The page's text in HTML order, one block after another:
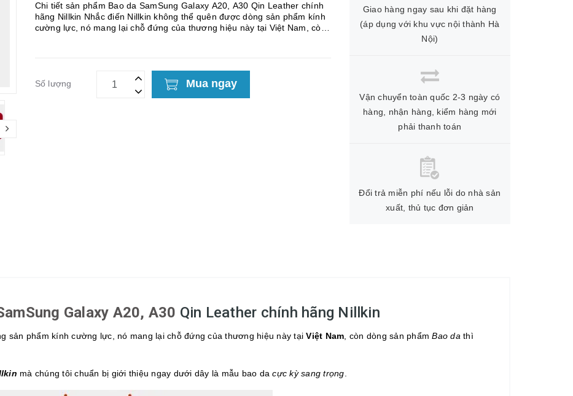
Chi tiết sản phẩm Bao da SamSung Galaxy A20, A30 Qin Leather chính
hãng Nillkin Nhắc điến Nillkin không thể quên được dòng sản phẩm kính
cường lực, nó mang lại chỗ đứng của thương hiệu này tại Việt Nam, còn
Số lượng Mua ngay
Giao hàng ngay sau khi đặt hàng
(áp dụng với khu vực nội thành Hà
Nội)
Vận chuyển toàn quốc 2-3 ngày có
hàng, nhận hàng, kiểm hàng mới
phải thanh toán
Đổi trả miễn phí nếu lỗi do nhà sản
xuất, thủ tục đơn giản
Galaxy A20, A30 Qin Leather chính hãng Nillkin
sản phẩm kính cường lực, nó mang lại chỗ đứng của thương hiệu này tạiViệt Nam , còn dòng sản phẩmBao da thì
mà chúng tôi chuẩn bị giới thiệu ngay dưới dây là mẫu bao dacực kỳ sang trọng